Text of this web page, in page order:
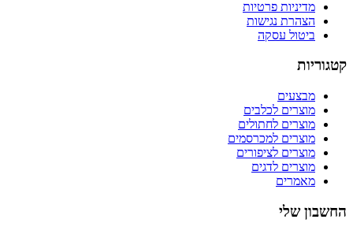
מדיניות פרטיות
הצהרת נגישות
ביטול עסקה
קטגוריות
מבצעים
מוצרים לכלבים
מוצרים לחתולים
מוצרים למכרסמים
מוצרים לציפורים
מוצרים לדגים
מאמרים
החשבון שלי